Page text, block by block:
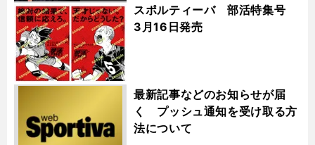
スポルティーバ 部活特集号
3月16日発売
最新記事などのお知らせが届
く プッシュ通知を受け取る方
法について